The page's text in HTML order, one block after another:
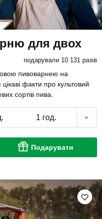
для двох
подарували 10 131 разів
пивоварнею на
факти про культовий
сортів пива.
1 год.
Подарувати